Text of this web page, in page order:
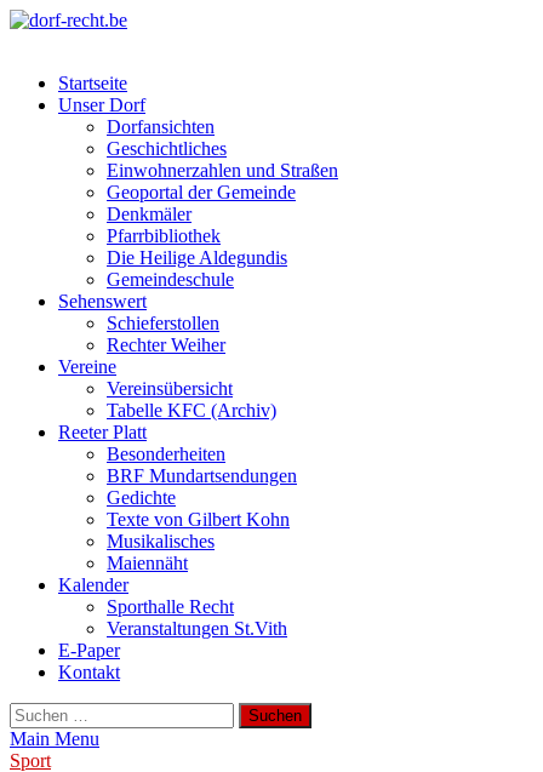
Skip
Startseite
Unser Dorf
Dorfansichten
Geschichtliches
Einwohnerzahlen und Straßen
Geoportal der Gemeinde
Denkmäler
Pfarrbibliothek
Die Heilige Aldegundis
Gemeindeschule
Sehenswert
Schieferstollen
Rechter Weiher
Vereine
Vereinsübersicht
Tabelle KFC (Archiv)
Reeter Platt
Besonderheiten
BRF Mundartsendungen
Gedichte
Texte von Gilbert Kohn
Musikalisches
Maiennäht
Kalender
Sporthalle Recht
Veranstaltungen St.Vith
E-Paper
Kontakt
Suchen
nach:
Main Menu
Sport